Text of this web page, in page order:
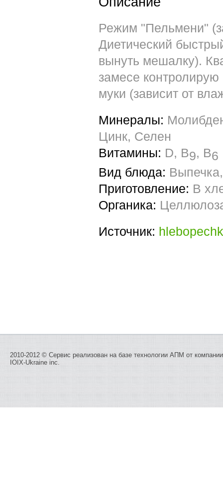
Режим "Пельмени"
Диетический
вынуть мешалку).
замесе
муки (зависит от
Минералы:
Цинк, Селен
Витамины: D, B9, B6
Вид блюда:
Приготовление: В
Органика:
Источник:
2010-2012 © Сервис реализован на базе технологии АПМ от компании
IOIX-Ukraine inc.